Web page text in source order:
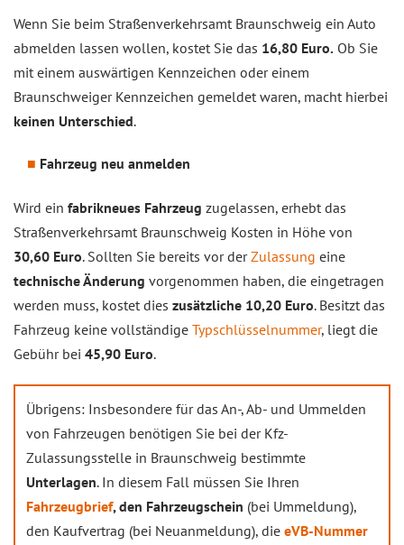
Wenn Sie beim Straßenverkehrsamt Braunschweig ein Auto
abmelden lassen wollen, kostet Sie das 16,80 Euro. Ob Sie
mit einem auswärtigen Kennzeichen oder einem
Braunschweiger Kennzeichen gemeldet waren, macht hierbei
keinen Unterschied.
Fahrzeug neu anmelden
Wird ein fabrikneues Fahrzeug zugelassen, erhebt das
Straßenverkehrsamt Braunschweig Kosten in Höhe von
30,60 Euro. Sollten Sie bereits vor derZulassung eine
technische Änderung vorgenommen haben, die eingetragen
werden muss, kostet dies zusätzliche 10,20 Euro. Besitzt das
Fahrzeug keine vollständige Typschlüsselnummer, liegt die
Gebühr bei 45,90 Euro.
Übrigens: Insbesondere für das An-, Ab- und Ummelden
von Fahrzeugen benötigen Sie bei der Kfz-
Zulassungsstelle in Braunschweig bestimmte
Unterlagen. In diesem Fall müssen Sie Ihren
Fahrzeugbrief, den Fahrzeugschein (bei Ummeldung),
den Kaufvertrag (bei Neuanmeldung), die eVB-Nummer